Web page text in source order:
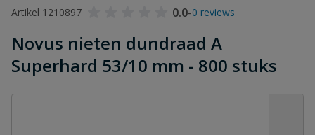
Artikel 1210897
0.0-0 reviews
Novus nieten dundraad A
Superhard 53/10 mm - 800 stuks